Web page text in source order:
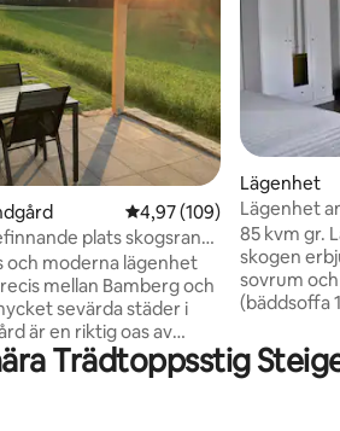
121 omdömen
4,97 av 5 i genomsnittligt
4,97 (109)
plats skogsrand
och moderna lägenhet
mellan Bamberg och
sevärda städer i
är en riktig oas av
av skog och
sjöar ligger inom
Lägenhet
Lägenhet
85 kvm gr.
skogen
sovrum och ett kök-vardagsrum
(bäddsoffa
Parkering i
(betald),
Trädtoppsstig